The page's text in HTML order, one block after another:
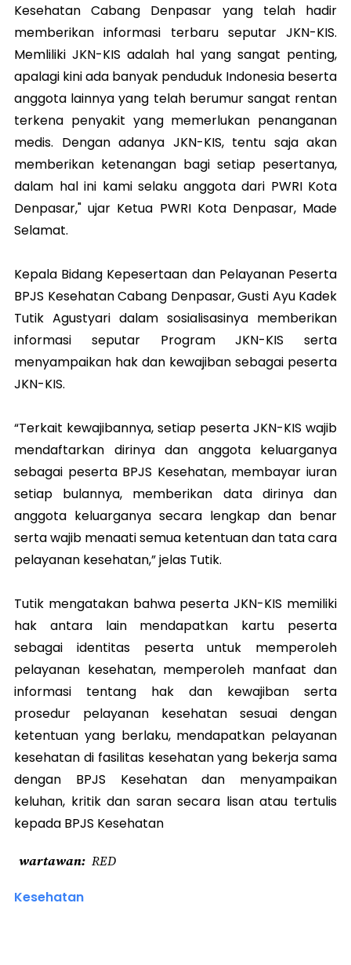
Kesehatan Cabang Denpasar yang telah hadir
memberikan informasi terbaru seputar JKN-KIS.
Memliliki JKN-KIS adalah hal yang sangat penting,
apalagi kini ada banyak penduduk Indonesia beserta
anggota lainnya yang telah berumur sangat rentan
terkena penyakit yang memerlukan penanganan
medis. Dengan adanya JKN-KIS, tentu saja akan
memberikan ketenangan bagi setiap pesertanya,
dalam hal ini kami selaku anggota dari PWRI Kota
Denpasar," ujar Ketua PWRI Kota Denpasar, Made
Selamat.
Kepala Bidang Kepesertaan dan Pelayanan Peserta
BPJS Kesehatan Cabang Denpasar, Gusti Ayu Kadek
Tutik Agustyari dalam sosialisasinya memberikan
informasi seputar Program JKN-KIS serta
menyampaikan hak dan kewajiban sebagai peserta
JKN-KIS.
“Terkait kewajibannya, setiap peserta JKN-KIS wajib
mendaftarkan dirinya dan anggota keluarganya
sebagai peserta BPJS Kesehatan, membayar iuran
setiap bulannya, memberikan data dirinya dan
anggota keluarganya secara lengkap dan benar
serta wajib menaati semua ketentuan dan tata cara
pelayanan kesehatan,” jelas Tutik.
Tutik mengatakan bahwa peserta JKN-KIS memiliki
hak antara lain mendapatkan kartu peserta
sebagai identitas peserta untuk memperoleh
pelayanan kesehatan, memperoleh manfaat dan
informasi tentang hak dan kewajiban serta
prosedur pelayanan kesehatan sesuai dengan
ketentuan yang berlaku, mendapatkan pelayanan
kesehatan di fasilitas kesehatan yang bekerja sama
dengan BPJS Kesehatan dan menyampaikan
keluhan, kritik dan saran secara lisan atau tertulis
kepada BPJS Kesehatan
wartawan RED
Kesehatan